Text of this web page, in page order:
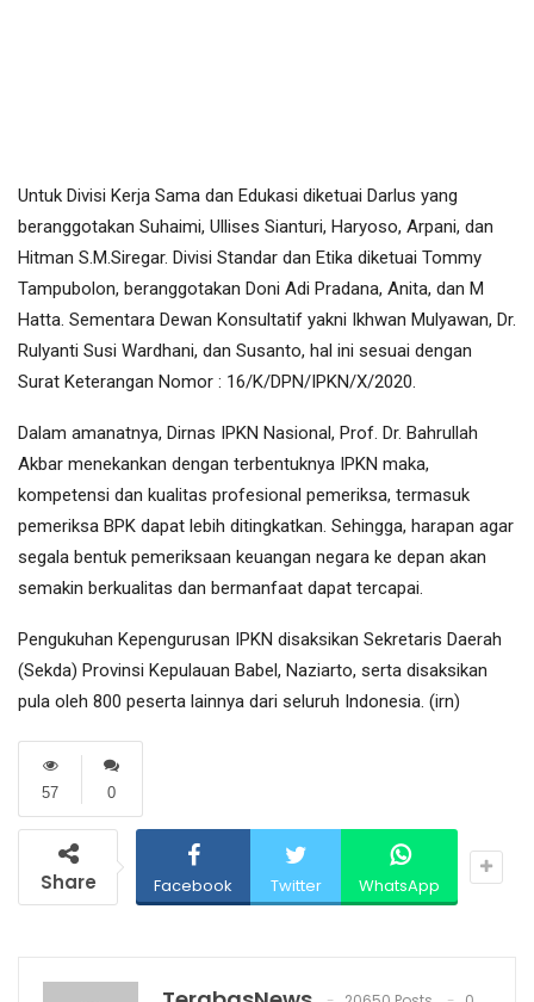
Untuk Divisi Kerja Sama dan Edukasi diketuai Darlus yang
beranggotakan Suhaimi, Ullises Sianturi, Haryoso, Arpani, dan
Hitman S.M.Siregar. Divisi Standar dan Etika diketuai Tommy
Tampubolon, beranggotakan Doni Adi Pradana, Anita, dan M
Hatta. Sementara Dewan Konsultatif yakni Ikhwan Mulyawan, Dr.
Rulyanti Susi Wardhani, dan Susanto, hal ini sesuai dengan
Surat Keterangan Nomor : 16/K/DPN/IPKN/X/2020.
Dalam amanatnya, Dirnas IPKN Nasional, Prof. Dr. Bahrullah
Akbar menekankan dengan terbentuknya IPKN maka,
kompetensi dan kualitas profesional pemeriksa, termasuk
pemeriksa BPK dapat lebih ditingkatkan. Sehingga, harapan agar
segala bentuk pemeriksaan keuangan negara ke depan akan
semakin berkualitas dan bermanfaat dapat tercapai.
Pengukuhan Kepengurusan IPKN disaksikan Sekretaris Daerah
(Sekda) Provinsi Kepulauan Babel, Naziarto, serta disaksikan
pula oleh 800 peserta lainnya dari seluruh Indonesia. (irn)
0
57
Share Facebook Twitter WhatsApp